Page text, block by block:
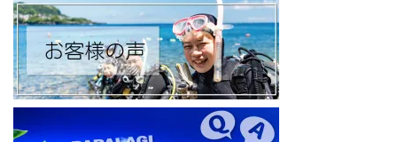
◆YouTubeチャンネル登録はコチラから
https://www.youtube.com/channel/UCYG3vspMIHdLQaKA7XNIjD
◆各地の水中世界を紹介するチャンネル、その名も「水中世界」
（サブチャンネル）
https://www.youtube.com/@user-mw1pw2jb4j
【初心者ダイビングライセンスコースはコチラ】